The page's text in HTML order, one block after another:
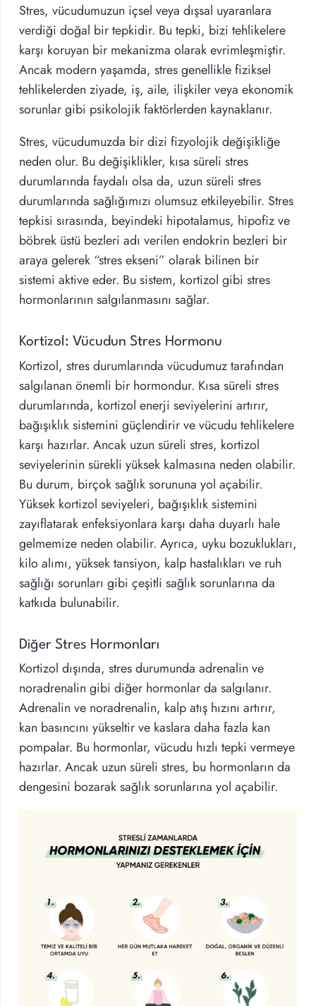
Stres, vücudumuzun içsel veya dışsal uyaranlara
verdiği doğal bir tepkidir. Bu tepki, bizi tehlikelere
karşı koruyan bir mekanizma olarak evrimleşmiştir.
Ancak modern yaşamda, stres genellikle fiziksel
tehlikelerden ziyade, iş, aile, ilişkiler veya ekonomik
sorunlar gibi psikolojik faktörlerden kaynaklanır.
Stres, vücudumuzda bir dizi fizyolojik değişikliğe
neden olur. Bu değişiklikler, kısa süreli stres
durumlarında faydalı olsa da, uzun süreli stres
durumlarında sağlığımızı olumsuz etkileyebilir. Stres
tepkisi sırasında, beyindeki hipotalamus, hipofiz ve
böbrek üstü bezleri adı verilen endokrin bezleri bir
araya gelerek “stres ekseni” olarak bilinen bir
sistemi aktive eder. Bu sistem, kortizol gibi stres
hormonlarının salgılanmasını sağlar.
Kortizol: Vücudun Stres Hormonu
Kortizol, stres durumlarında vücudumuz tarafından
salgılanan önemli bir hormondur. Kısa süreli stres
durumlarında, kortizol enerji seviyelerini artırır,
bağışıklık sistemini güçlendirir ve vücudu tehlikelere
karşı hazırlar. Ancak uzun süreli stres, kortizol
seviyelerinin sürekli yüksek kalmasına neden olabilir.
Bu durum, birçok sağlık sorununa yol açabilir.
Yüksek kortizol seviyeleri, bağışıklık sistemini
zayıflatarak enfeksiyonlara karşı daha duyarlı hale
gelmemize neden olabilir. Ayrıca, uyku bozuklukları,
kilo alımı, yüksek tansiyon, kalp hastalıkları ve ruh
sağlığı sorunları gibi çeşitli sağlık sorunlarına da
katkıda bulunabilir.
Diğer Stres Hormonları
Kortizol dışında, stres durumunda adrenalin ve
noradrenalin gibi diğer hormonlar da salgılanır.
Adrenalin ve noradrenalin, kalp atış hızını artırır,
kan basıncını yükseltir ve kaslara daha fazla kan
pompalar. Bu hormonlar, vücudu hızlı tepki vermeye
hazırlar. Ancak uzun süreli stres, bu hormonların da
dengesini bozarak sağlık sorunlarına yol açabilir.